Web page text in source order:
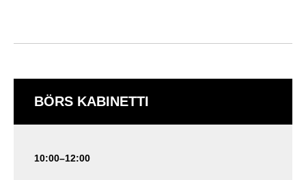
BÖRS KABINETTI
10:00–12:00